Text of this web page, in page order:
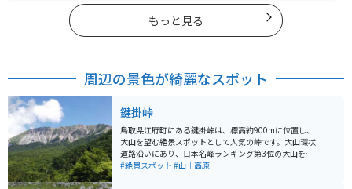
もっと見る
周辺の景色が綺麗なスポット
鍵掛峠
鳥取県江府町にある鍵掛峠は、標高約900mに位置し、
大山を望む絶景スポットとして人気の峠です。大山環状
道路沿いにあり、日本名峰ランキング第3位の大山を正
面に望む迫力ある景観が楽しめます。特に秋の紅葉シー
#絶景スポット #山｜高原